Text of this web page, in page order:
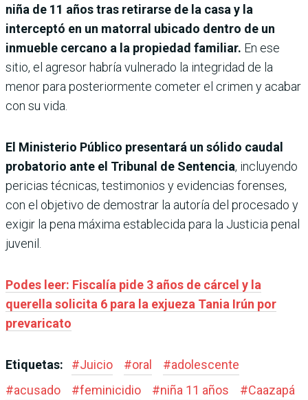
niña de 11 años tras retirarse de la casa y la
interceptó en un matorral ubicado dentro de un
inmueble cercano a la propiedad familiar. En ese
sitio, el agresor habría vulnerado la integridad de la
menor para posteriormente cometer el crimen y acabar
con su vida.
El Ministerio Público presentará un sólido caudal
probatorio ante el Tribunal de Sentencia, incluyendo
pericias técnicas, testimonios y evidencias forenses,
con el objetivo de demostrar la autoría del procesado y
exigir la pena máxima establecida para la Justicia penal
juvenil.
Podes leer: Fiscalía pide 3 años de cárcel y la
querella solicita 6 para la exjueza Tania Irún por
prevaricato
Etiquetas: #Juicio #oral #adolescente
#acusado #feminicidio #niña 11 años #Caazapá